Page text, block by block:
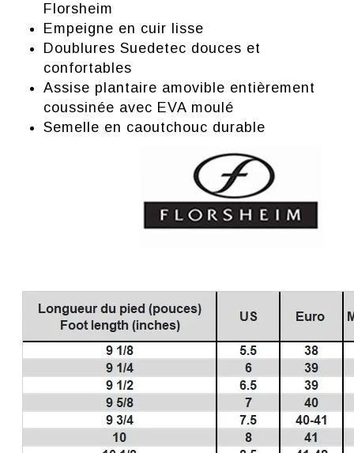
Florsheim
Empeigne en cuir lisse
Doublures Suedetec douces et
confortables
Assise plantaire amovible entièrement
coussinée avec EVA moulé
Semelle en caoutchouc durable